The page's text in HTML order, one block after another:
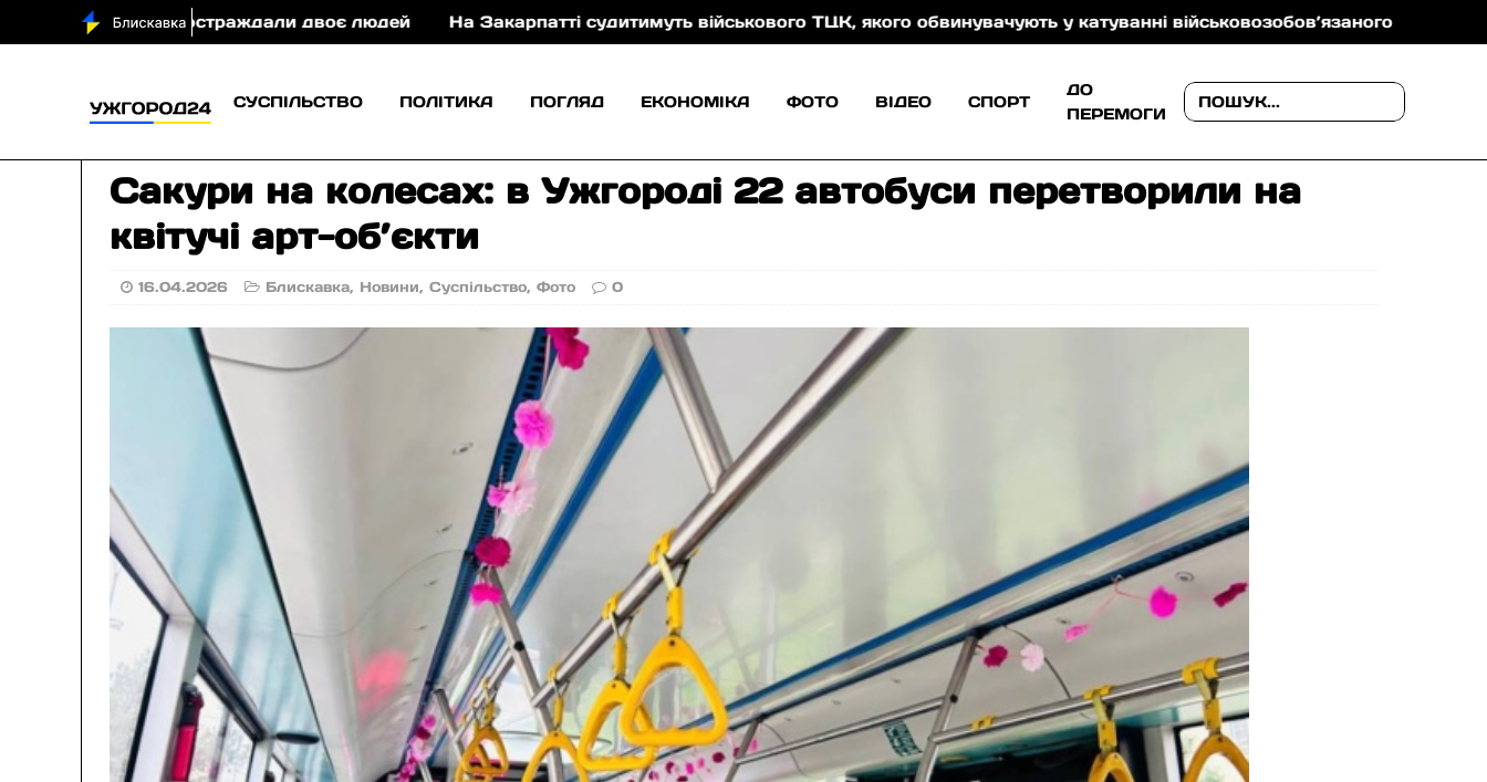
ДТП постраждали двоє людей На Закарпатті судитимуть військового ТЦК, якого обвинувачують у катуванні військовозобов’язаного На Ужгородщині
СУСПІЛЬСТВО ПОЛІТИКА ПОГЛЯД ЕКОНОМІКА ФОТО ВІДЕО СПОРТ
ДО
ПЕРЕМОГИ
Сакури на колесах: в Ужгороді 22 автобуси перетворили на
квітучі арт-об’єкти
16.04.2026 Блискавка, Новини,Суспільство,Фото 0